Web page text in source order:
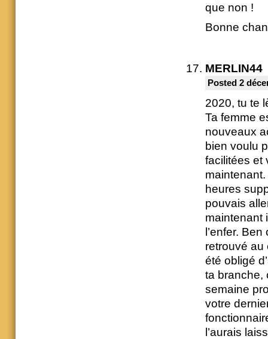
que non !
Bonne
MERLIN44
Posted 2
2020, tu te
Ta femme
nouveaux
bien voulu
facilitées et
heures
pouvais
maintenant
l’enfer.
retrouvé au
été obligé
ta branche,
semaine
votre
l’aurais